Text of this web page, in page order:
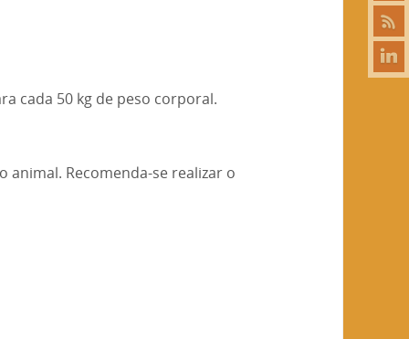
cada 50 kg de peso corporal.
animal. Recomenda-se realizar o